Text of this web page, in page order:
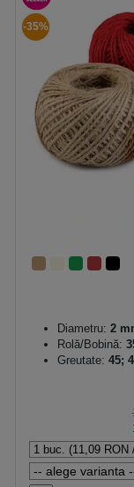
-35%
Diametru: 2
Rolă/Bobină:
Greutate: 45;